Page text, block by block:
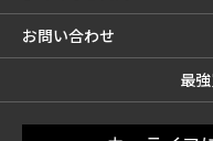
お問い合わせ
最